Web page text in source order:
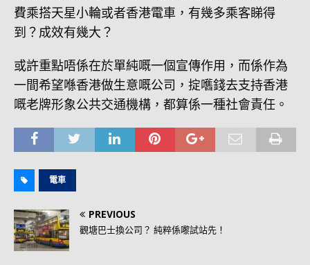
費乘搭天星小輪或者香港電車，有幾多乘客睇得
到？成效有幾大？
或許重點唔係在於單純嘅一個宣傳作用，而係作為
一間希望喺香港做生意嘅公司，掟嚿錢去支持香港
嘅老牌形象公共交通機構，都算係一種社會責任。
電車
PREVIOUS
觀塘巴士換公司？ 純粹係嚟試站先！